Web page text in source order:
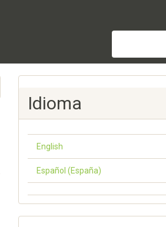
Idioma
English
Español (España)